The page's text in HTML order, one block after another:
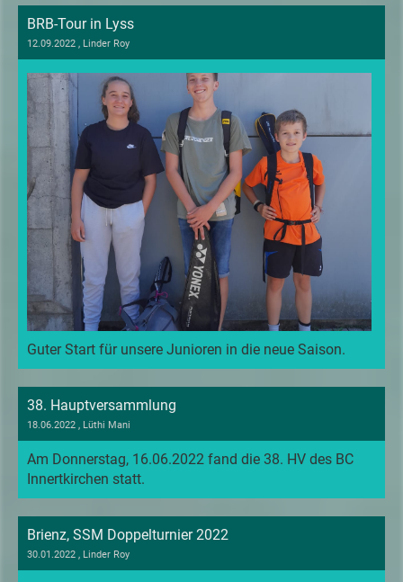
BRB-Tour in Lyss
12.09.2022 , Linder Roy
Guter Start für unsere Junioren in die neue Saison.
38. Hauptversammlung
18.06.2022 , Lüthi Mani
Am Donnerstag, 16.06.2022 fand die 38. HV des BC
Innertkirchen statt.
Brienz, SSM Doppelturnier 2022
30.01.2022 , Linder Roy